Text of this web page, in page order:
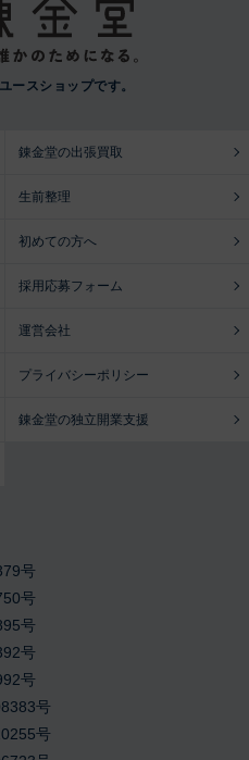
ースショップです。
錬金堂の出張買取
生前整理
初めての方へ
採用応募フォーム
運営会社
プライバシーポリシー
錬金堂の独立開業支援
号
号
号
号
号
号
号